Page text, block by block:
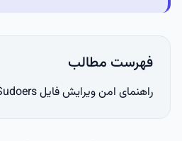
فهرست مطالب
راهنمای امن ویرایش فایل Sudoers